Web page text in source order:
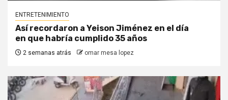
ENTRETENIMIENTO
Así recordaron a Yeison Jiménez en el día
en que habría cumplido 35 años
2 semanas atrás omar mesa lopez